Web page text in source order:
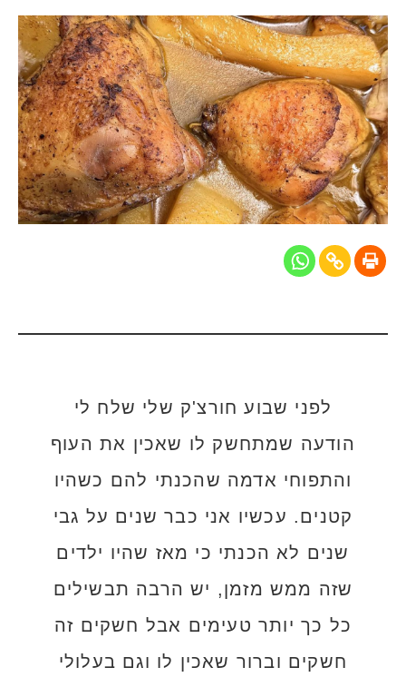
לפני שבוע חורצ'ק שלי שלח לי
הודעה שמתחשק לו שאכין את העוף
והתפוחי אדמה שהכנתי להם כשהיו
קטנים. עכשיו אני כבר שנים על גבי
שנים לא הכנתי כי מאז שהיו ילדים
שזה ממש מזמן, יש הרבה תבשילים
כל כך יותר טעימים אבל חשקים זה
חשקים וברור שאכין לו וגם בעלולי